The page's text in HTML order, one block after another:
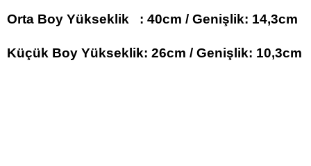
Orta Boy Yükseklik : 40cm / Genişlik: 14,3cm
Küçük Boy Yükseklik: 26cm / Genişlik: 10,3cm